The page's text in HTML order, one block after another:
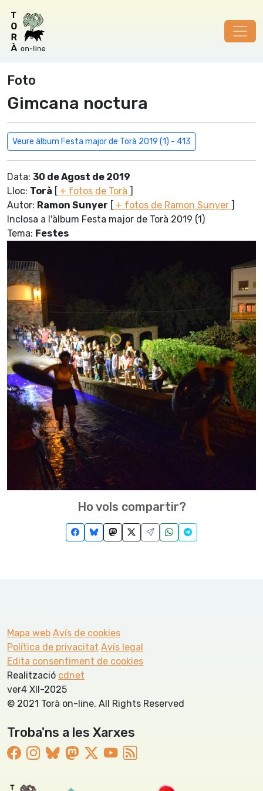
Foto
Gimcana noctura
Veure àlbum Festa major de Torà 2019 (1) - 413
Data: 30 de Agost de 2019
Lloc: Torà [ + fotos de Torà ]
Autor: Ramon Sunyer [ + fotos de Ramon Sunyer ]
Inclosa a l'àlbum Festa major de Torà 2019 (1)
Tema: Festes
Ho vols compartir?
Mapa web Avís de cookies
Política de privacitat Avís legal
Edita consentiment de cookies
Realització cdnet
ver4 XII-2025
© 2021 Torà on-line. All Rights Reserved
Troba'ns a les Xarxes